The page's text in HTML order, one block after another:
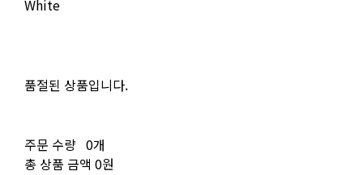
White
품절된 상품입니다.
주문 수량 0개
총 상품 금액 0원